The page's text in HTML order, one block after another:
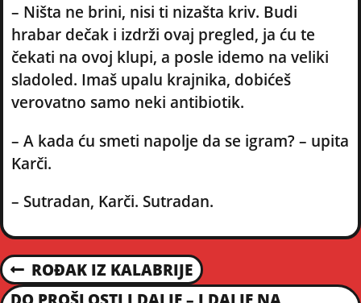
– Ništa ne brini, nisi ti nizašta kriv. Budi
hrabar dečak i izdrži ovaj pregled, ja ću te
čekati na ovoj klupi, a posle idemo na veliki
sladoled. Imaš upalu krajnika, dobićeš
verovatno samo neki antibiotik.
– A kada ću smeti napolje da se igram? – upita
Karči.
– Sutradan, Karči. Sutradan.
P
P
R
ROĐAK IZ KALABRIJE